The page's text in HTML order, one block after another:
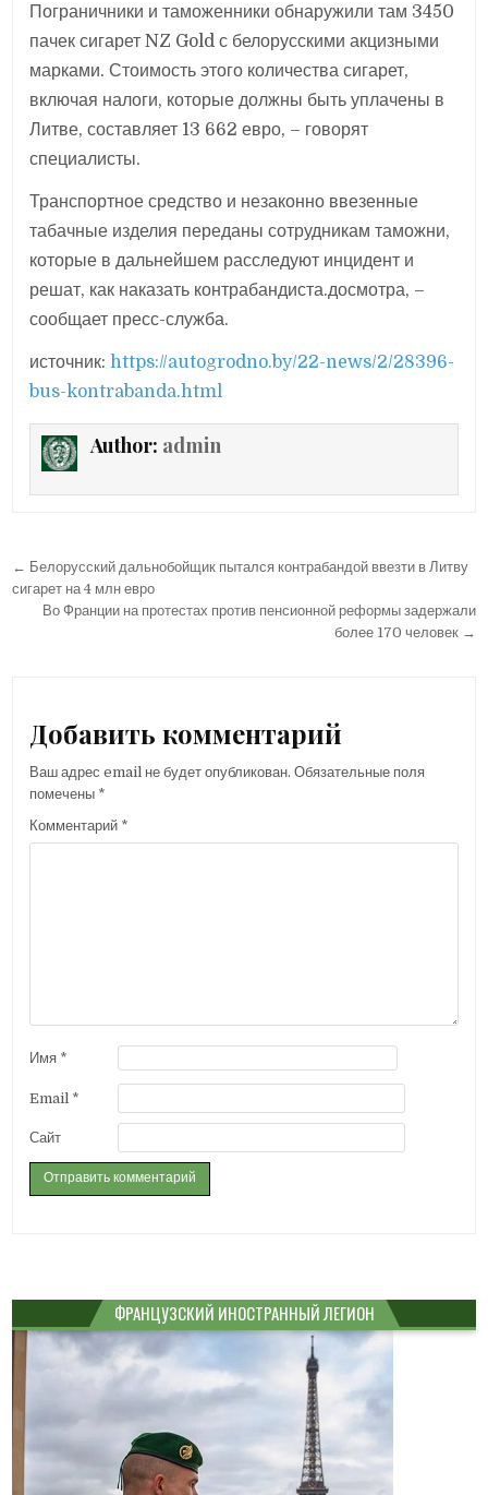
Пограничники и таможенники обнаружили там 3450
пачек сигарет NZ Gold с белорусскими акцизными
марками. Стоимость этого количества сигарет,
включая налоги, которые должны быть уплачены в
Литве, составляет 13 662 евро, – говорят
специалисты.
Транспортное средство и незаконно ввезенные
табачные изделия переданы сотрудникам таможни,
которые в дальнейшем расследуют инцидент и
решат, как наказать контрабандиста.досмотра, –
сообщает пресс-служба.
источник:https://autogrodno.by/22-news/2/28396-
bus-kontrabanda.html
Author: admin
Навигация
по
записям
← Белорусский дальнобойщик пытался контрабандой ввезти в Литву
сигарет на 4 млн евро
Во Франции на протестах против пенсионной реформы задержали
более 170 человек →
Добавить комментарий
Ваш адрес email не будет опубликован. Обязательные поля
помечены *
Комментарий *
Имя *
Email *
Сайт
ФРАНЦУЗСКИЙ ИНОСТРАННЫЙ ЛЕГИОН